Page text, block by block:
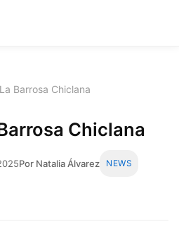
Barrosa Chiclana
Chiclana
Por Natalia Álvarez NEWS